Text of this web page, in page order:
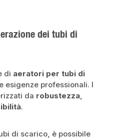
dei tubi di
di aeratori per tubi di
esigenze professionali. I
da robustezza,
.
di scarico, è possibile